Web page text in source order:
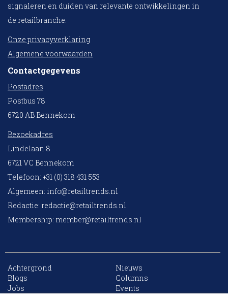
signaleren en duiden van relevante ontwikkelingen in
de retailbranche.
Onze privacyverklaring
Algemene voorwaarden
Contactgegevens
Postadres
Postbus 78
6720 AB Bennekom
Bezoekadres
Lindelaan 8
6721 VC Bennekom
Telefoon: +31 (0) 318 431 553
Algemeen: info@retailtrends.nl
Redactie: redactie@retailtrends.nl
Membership: member@retailtrends.nl
Achtergrond
Nieuws
Blogs
Columns
Jobs
Events
10 collega’s